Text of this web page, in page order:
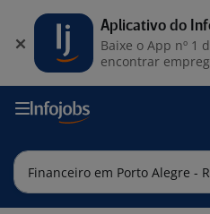
Aplicativo do
Baixe o App nº 1
encontrar